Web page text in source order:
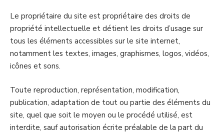
Le propriétaire du site est propriétaire des droits de
propriété intellectuelle et détient les droits d’usage sur
tous les éléments accessibles sur le site internet,
notamment les textes, images, graphismes, logos, vidéos,
icônes et sons.
Toute reproduction, représentation, modification,
publication, adaptation de tout ou partie des éléments du
site, quel que soit le moyen ou le procédé utilisé, est
interdite, sauf autorisation écrite préalable de la part du